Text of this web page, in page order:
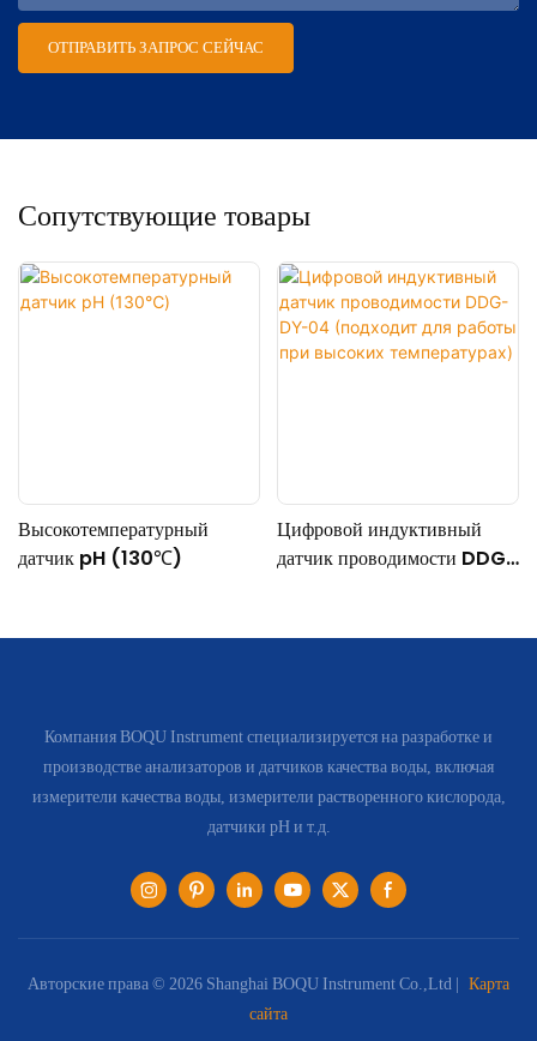
ОТПРАВИТЬ ЗАПРОС СЕЙЧАС
Сопутствующие товары
Высокотемпературный
датчик pH (130℃)
Цифровой индуктивный
датчик проводимости DDG-
температурах)
Компания BOQU Instrument специализируется на разработке и
производстве анализаторов и датчиков качества воды, включая
измерители качества воды, измерители растворенного кислорода,
датчики pH и т.д.
Авторские права © 2026 Shanghai BOQU Instrument Co.,Ltd | Карта
сайта